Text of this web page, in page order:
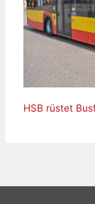
HSB rüstet